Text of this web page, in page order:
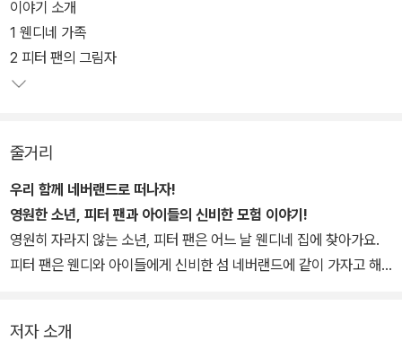
책을 읽기 전에 그림으로 된 '이야기 소개' 코너를 수록해 등장인물,
줄거리, 이야기의 배경 등에 대해 알려 주어 책에 대한 이해를 도와준
다. 또 본문 뒤에 '올바른 독서 방법'을 수록해 올바른 책 읽기 방법을
이들은 자기 생각을 정리하며 논리력과 표현력을 키울 수 있다.
이야기 소개
1 웬디네 가족
2 피터 팬의 그림자
줄거리
우리 함께 네버랜드로 떠나자!
영원한 소년, 피터 팬과 아이들의 신비한 모험 이야기!
영원히 자라지 않는 소년, 피터 팬은 어느 날 웬디네 집에 찾아가요.
피터 팬은 웬디와 아이들에게 신비한 섬 네버랜드에 같이 가자고 해
피터 팬은 무시무시한 해적, 후크 선장을 무찌를 수 있을까요?
저자 소개